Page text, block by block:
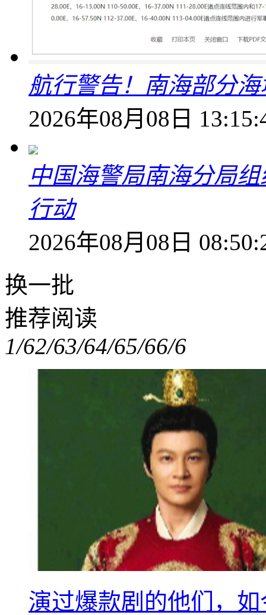
航行警告！南海部分
2026年08月08日
中国海警局南海分局
行动
2026年08月08日
换一批
推荐阅读
1/62/63/64/65/66/6
演过爆款剧的他们，